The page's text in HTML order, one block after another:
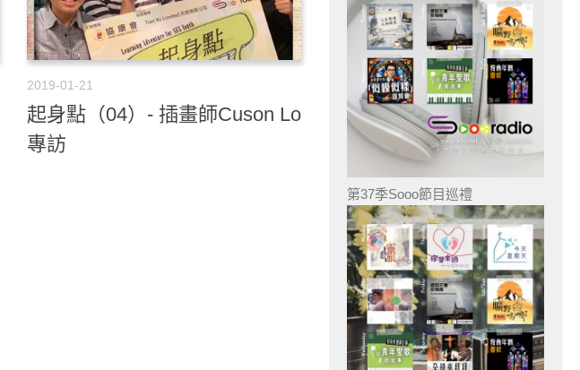
2019-01-21
起身點（04）- 插畫師Cuson Lo
專訪
第37季Sooo節目巡禮